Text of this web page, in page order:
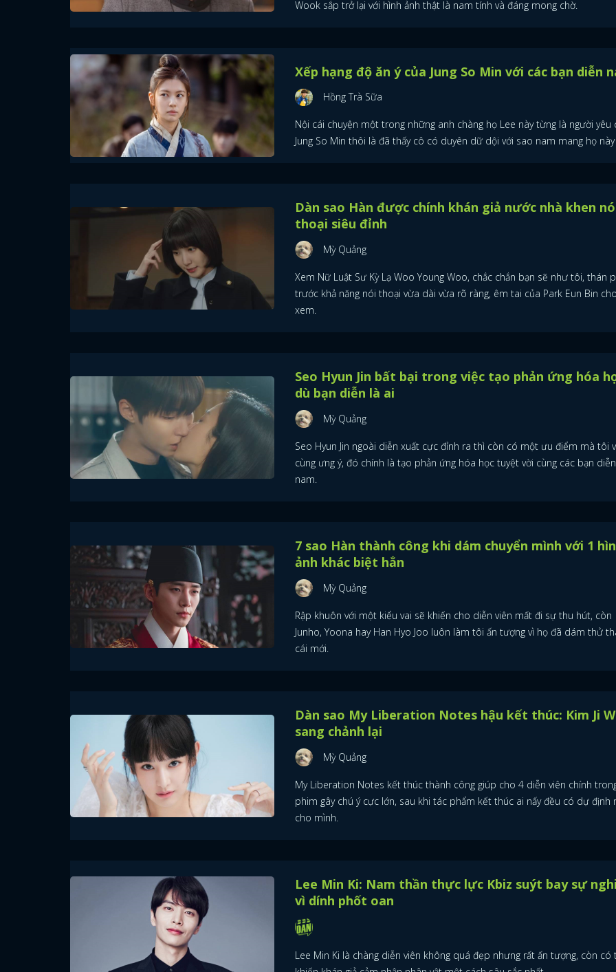
Wook sắp trở lại với hình ảnh thật là nam tính và đáng mong chờ.
Xếp hạng độ ăn ý của Jung So Min với các bạn diễn
Hồng Trà Sữa
Nội cái chuyện một trong những anh chàng họ Lee này từng là người yêu
Jung So Min thôi là đã thấy cô có duyên dữ dội với sao nam mang họ
Dàn sao Hàn được chính khán giả nước nhà khen
thoại siêu đỉnh
Mỳ Quảng
Xem Nữ Luật Sư Kỳ Lạ Woo Young Woo, chắc chắn bạn sẽ như tôi, thán
trước khả năng nói thoại vừa dài vừa rõ ràng, êm tai của Park Eun Bin cho
xem.
Seo Hyun Jin bất bại trong việc tạo phản ứng hóa
dù bạn diễn là ai
Mỳ Quảng
Seo Hyun Jin ngoài diễn xuất cực đỉnh ra thì còn có một ưu điểm mà tôi
cùng ưng ý, đó chính là tạo phản ứng hóa học tuyệt vời cùng các bạn diễn
nam.
7 sao Hàn thành công khi dám chuyển mình với 1
ảnh khác biệt hẳn
Mỳ Quảng
Rập khuôn với một kiểu vai sẽ khiến cho diễn viên mất đi sự thu hút, còn
Junho, Yoona hay Han Hyo Joo luôn làm tôi ấn tượng vì họ đã dám thử
cái mới.
Dàn sao My Liberation Notes hậu kết thúc: Kim Ji
sang chảnh lại
Mỳ Quảng
My Liberation Notes kết thúc thành công giúp cho 4 diễn viên chính
phim gây chú ý cực lớn, sau khi tác phẩm kết thúc ai nấy đều có dự định
cho mình.
Lee Min Ki: Nam thần thực lực Kbiz suýt bay sự
vì dính phốt oan
Lee Min Ki là chàng diễn viên không quá đẹp nhưng rất ấn tượng, còn có